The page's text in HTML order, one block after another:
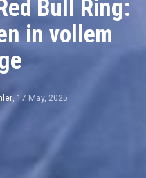
Bull Ring:
in vollem
17 May, 2025